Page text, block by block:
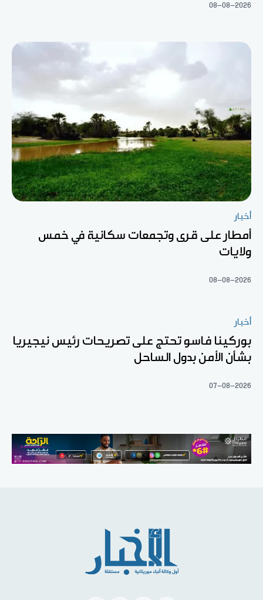
08-08-2026
أخبار
أمطار على قرى وتجمعات سكانية في خمس
ولايات
08-08-2026
أخبار
بوركينا فاسو تحتج على تصريحات رئيس نيجيريا
بشأن الأمن بدول الساحل
07-08-2026